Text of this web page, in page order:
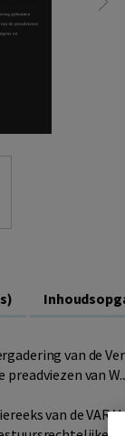
van de
van
van de VAR